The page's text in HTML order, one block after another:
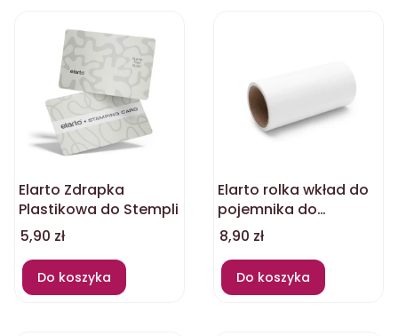
Elarto Zdrapka
Plastikowa do Stempli
Cena
5,90 zł
Do koszyka
Elarto rolka wkład do
pojemnika do
czyszczenia stempli
Cena
8,90 zł
Do koszyka